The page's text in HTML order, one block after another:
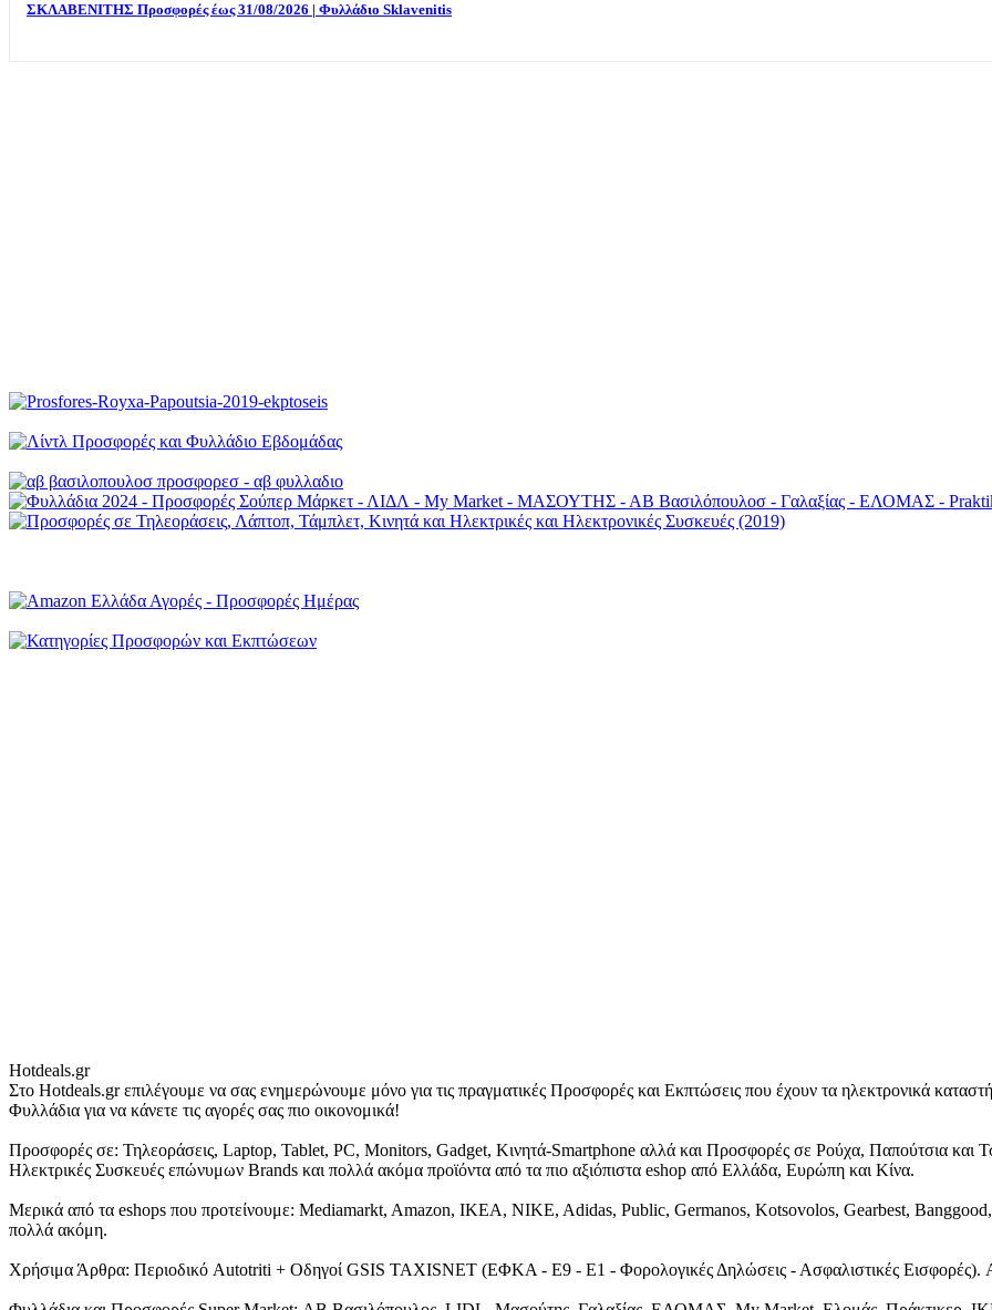
ΣΚΛΑΒΕΝΙΤΗΣ Προσφορές έως 31/08/2026 | Φυλλάδιο Sklavenitis
Hotdeals.gr
Στο Hotdeals.gr επιλέγουμε να σας ενημερώνουμε μόνο για τις πραγματικές Προσφορές και Εκπτώσεις που έχουν τα ηλεκτρονικά
Φυλλάδια για να κάνετε τις αγορές σας πιο οικονομικά!
Προσφορές σε: Τηλεοράσεις, Laptop, Tablet, PC, Monitors, Gadget, Κινητά-Smartphone αλλά και Προσφορές σε Ρούχα, Παπούτσια και
Ηλεκτρικές Συσκευές επώνυμων Brands και πολλά ακόμα προϊόντα από τα πιο αξιόπιστα eshop από Ελλάδα, Ευρώπη και Κίνα.
Μερικά από τα eshops που προτείνουμε: Mediamarkt, Amazon, IKEA, NIKE, Adidas, Public, Germanos, Kotsovolos, Gearbest,
πολλά ακόμη.
Χρήσιμα Άρθρα: Περιοδικό Autotriti + Οδηγοί GSIS TAXISNET (ΕΦΚΑ - Ε9 - Ε1 - Φορολογικές Δηλώσεις - Ασφαλιστικές